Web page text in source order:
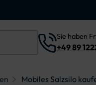
Sie haben
+49 89
Mobiles Salzsilo